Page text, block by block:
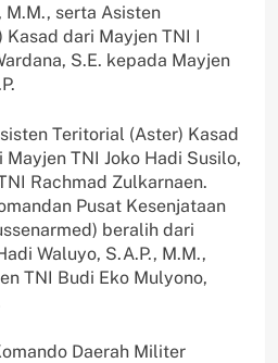
M.M., serta Asisten
Kasad dari Mayjen TNI I
S.E. kepada Mayjen
Teritorial (Aster) Kasad
TNI Joko Hadi Susilo,
Rachmad Zulkarnaen.
Pusat Kesenjataan
beralih dari
Waluyo, S.A.P., M.M.,
TNI Budi Eko Mulyono,
Daerah Militer